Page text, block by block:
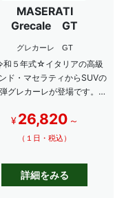
MASERATI
Grecale GT
グレカーレ GT
５年式☆イタリアの高級
ド・マセラティからSUVの
グレカーレが登場です。マ
ください
¥ 26,820 ～
（１日・税込）
詳細をみる